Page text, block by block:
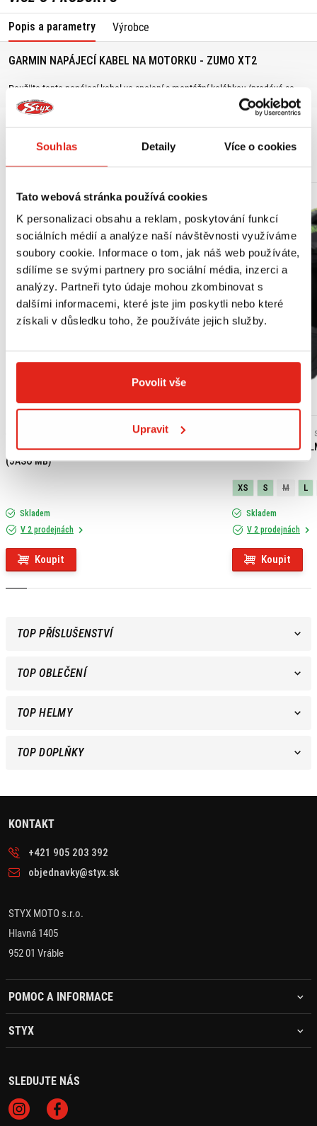
Souhlas Detaily Více o cookies
Tato webová stránka používá cookies
K personalizaci obsahu a reklam, poskytování funkcí
sociálních médií a analýze naší návštěvnosti využíváme
soubory cookie. Informace o tom, jak náš web používáte,
sdílíme se svými partnery pro sociální média, inzerci a
analýzy. Partneři tyto údaje mohou zkombinovat s
dalšími informacemi, které jste jim poskytli nebo které
získali v důsledku toho, že používáte jejich služby.
Povolit vše
Upravit
Popis a parametry Výrobce
GARMIN NAPÁJECÍ KABEL NA MOTORKU - ZUMO XT2
Použijte tento napájecí kabel ve spojení s montážní kolébkou (prodává se
samostatně) k napájení vaší navigace zumo® XT2 na motocyklu.
MOHLO BY SE VÁM LÍBIT
HONDA ORIGINAL MOTOROVÝ OLEJ 10W-30 MA
(JASO MB)
Skladem
V 2 prodejnách
Koupit
Výpredaj
SHIRO ENDURO
XS S M L
Skladem
V 2 prodejnách
Koupit
TOP PŘÍSLUŠENSTVÍ
TOP OBLEČENÍ
TOP HELMY
TOP DOPLŇKY
KONTAKT
+421 905 203 392
objednavky@styx.sk
STYX MOTO s.r.o.
Hlavná 1405
952 01 Vráble
POMOC A INFORMACE
STYX
SLEDUJTE NÁS